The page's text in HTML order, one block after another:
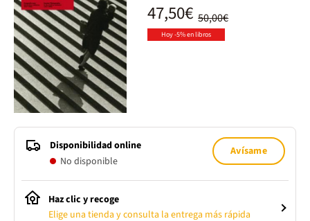
50,00€
47,50€
Hoy -5% en libros
Disponibilidad online
No disponible
Avísame
Haz clic y recoge
Elige una tienda y consulta la entrega más rápida